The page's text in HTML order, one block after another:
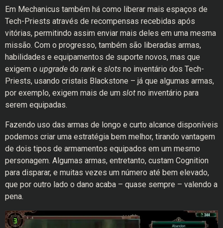
Em Mechanicus também há como liberar mais espaços de
Tech-Priests através de recompensas recebidas após
vitórias, permitindo assim enviar mais deles em uma mesma
missão. Com o progresso, também são liberadas armas,
habilidades e equipamentos de suporte novos, mas que
exigem o upgrade do rank e slots no inventário dos Tech-
Priests, usando cristais Blackstone – já que algumas armas,
por exemplo, exigem mais de um slot no inventário para
serem equipadas.
Fazendo uso das armas de longo e curto alcance disponíveis
podemos criar uma estratégia bem melhor, tirando vantagem
de dois tipos de armamentos equipados em um mesmo
personagem. Algumas armas, entretanto, custam Cognition
para disparar, e muitas vezes um número até bem elevado,
que por outro lado o dano acaba – quase sempre – valendo a
pena.